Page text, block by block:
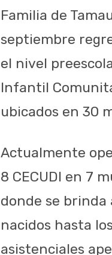
Familia de
septiembre
el nivel
Infantil
ubicados en 30
Actualmente
8 CECUDI en 7
donde se brinda
nacidos hasta
asistenciales